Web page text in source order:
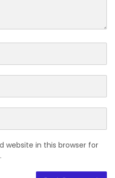
website in this browser for